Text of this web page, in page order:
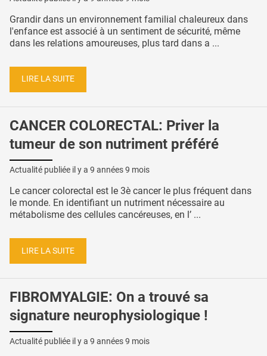
Grandir dans un environnement familial chaleureux dans
l'enfance est associé à un sentiment de sécurité, même
dans les relations amoureuses, plus tard dans a ...
LIRE LA SUITE
CANCER COLORECTAL: Priver la
tumeur de son nutriment préféré
Actualité publiée il y a 9 années 9 mois
Le cancer colorectal est le 3è cancer le plus fréquent dans
le monde. En identifiant un nutriment nécessaire au
métabolisme des cellules cancéreuses, en l’ ...
LIRE LA SUITE
FIBROMYALGIE: On a trouvé sa
signature neurophysiologique !
Actualité publiée il y a 9 années 9 mois